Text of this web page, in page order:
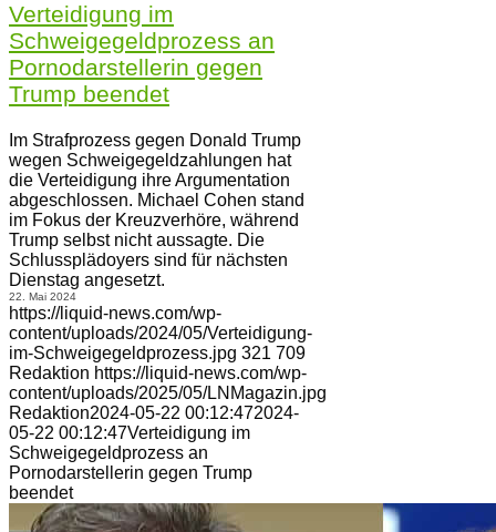
Verteidigung im
Schweigegeldprozess an
Pornodarstellerin gegen
Trump beendet
Im Strafprozess gegen Donald Trump
wegen Schweigegeldzahlungen hat
die Verteidigung ihre Argumentation
abgeschlossen. Michael Cohen stand
im Fokus der Kreuzverhöre, während
Trump selbst nicht aussagte. Die
Schlussplädoyers sind für nächsten
Dienstag angesetzt.
22. Mai 2024
https://liquid-news.com/wp-
content/uploads/2024/05/Verteidigung-
im-Schweigegeldprozess.jpg 321 709
Redaktion https://liquid-news.com/wp-
content/uploads/2025/05/LNMagazin.jpg
Redaktion2024-05-22 00:12:472024-
05-22 00:12:47Verteidigung im
Schweigegeldprozess an
Pornodarstellerin gegen Trump
beendet